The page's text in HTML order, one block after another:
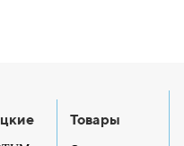
Товары